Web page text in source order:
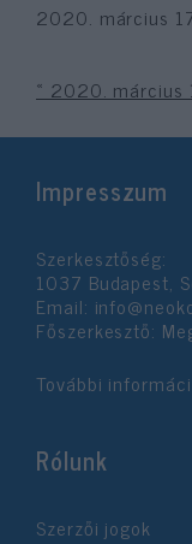
2020. március
« 2020. március
Impresszum
Szerkesztőség:
1037 Budapest,
Email:
Főszerkesztő:
További
Rólunk
Szerzői jogok